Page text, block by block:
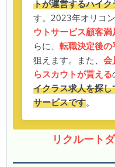
トが運営するハイ
す。2023年オリコ
ウトサービス顧客
らに、転職決定後
狙えます。また、会
らスカウトが貰える
イクラス求人を探
サービスです。
リクルート